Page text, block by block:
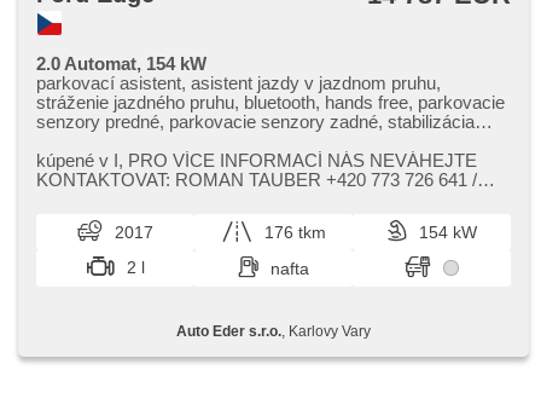
2.0 Automat, 154 kW
parkovací asistent, asistent jazdy v jazdnom pruhu,
stráženie jazdného pruhu, bluetooth, hands free, parkovacie
senzory predné, parkovacie senzory zadné, stabilizácia
sedadlá, el. zrkadlá, USB, isofix, parkovacia kamera,
dvojzónová klimatizácia, aut. klimatizácia, radenie pádlami
limitu (SLIF), vyhrievané predné sklo, vyhrievané zrkadlá,
vyhrievané sedadlá, zatmavené zadné sklá, start-stop
system, predné svetlá LED, denné svietenie, hmlové svetlá,
tempomat, multifunkčný volant, posilňovač riadenia,
kopca (HSA), bezkľúčové startovanie, štartovanie tlačítkom,
bezkľúčové odomykanie, elektronická ručná brzda, zadná
kúpené v I,​ PRO VÍCE INFORMACÍ NÁS NEVÁHEJTE
KONTAKTOVAT: ROMAN TAUBER ​+420 773 726 641 /
2017 176 tkm
154 kW
2 l
nafta
Auto Eder s.r.o. , Karlovy Vary